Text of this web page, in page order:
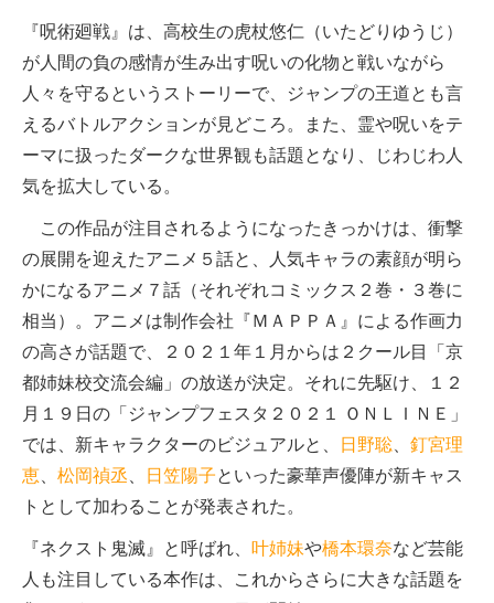
『呪術廻戦』は、高校生の虎杖悠仁（いたどりゆうじ）
が人間の負の感情が生み出す呪いの化物と戦いながら
人々を守るというストーリーで、ジャンプの王道とも言
えるバトルアクションが見どころ。また、霊や呪いをテ
ーマに扱ったダークな世界観も話題となり、じわじわ人
気を拡大している。
この作品が注目されるようになったきっかけは、衝撃
の展開を迎えたアニメ５話と、人気キャラの素顔が明ら
かになるアニメ７話（それぞれコミックス２巻・３巻に
相当）。アニメは制作会社『ＭＡＰＰＡ』による作画力
の高さが話題で、２０２１年１月からは２クール目「京
都姉妹校交流会編」の放送が決定。それに先駆け、１２
月１９日の「ジャンプフェスタ２０２１ ＯＮＬＩＮＥ」
では、新キャラクターのビジュアルと、
日野聡
釘宮理
恵
松岡禎丞 日笠陽子といった豪華声優陣が新キャス
トとして加わることが発表された。
『ネクスト鬼滅』と呼ばれ、 叶姉妹や橋本環奈など芸能
人も注目している本作は、これからさらに大きな話題を